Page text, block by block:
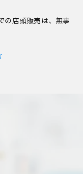
の店頭販売は、無事